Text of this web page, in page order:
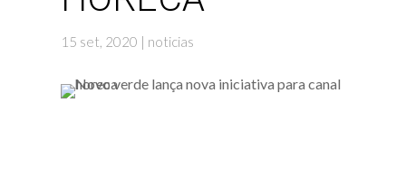
15 set, 2020 | noticias